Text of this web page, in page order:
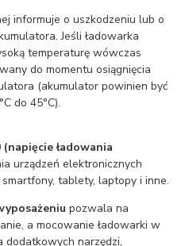
informuje o uszkodzeniu lub o
Jeśli ładowarka
temperaturę wówczas
do momentu osiągnięcia
(akumulator powinien być
do 45°C).
ładowania
urządzeń elektronicznych
tablety, laptopy i inne.
pozwala na
a mocowanie ładowarki w
dodatkowych narzędzi,